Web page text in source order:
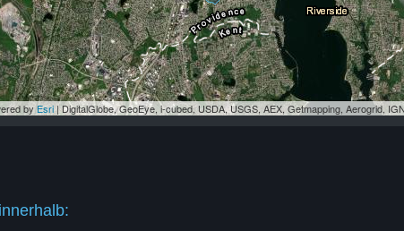
byEsri|DigitalGlobe, GeoEye, i-cubed, USDA, USGS, AEX, Getmapping, Aerogrid,